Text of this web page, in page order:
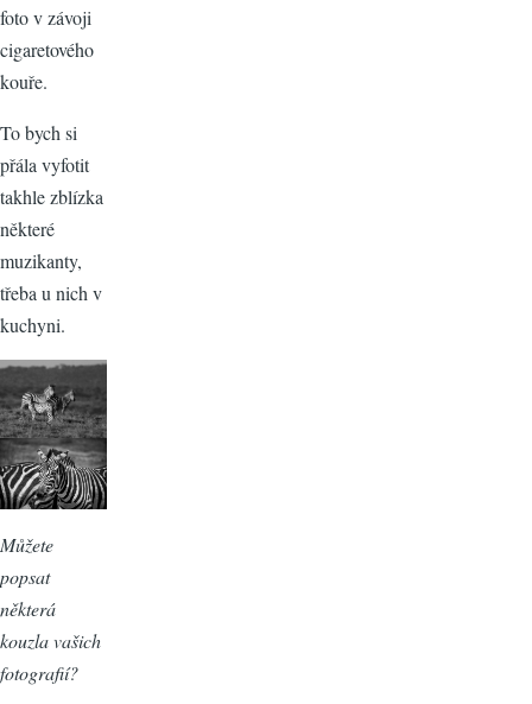
foto v závoji
cigaretového
kouře.
To bych si
přála vyfotit
takhle zblízka
některé
muzikanty,
třeba u nich v
kuchyni.
Můžete
popsat
některá
kouzla vašich
fotografií?